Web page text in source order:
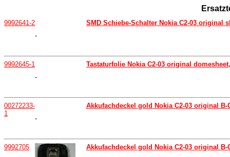
9992641-2
-
SMD Schiebe-Schalter Nokia C2-03 original
9992645-1
-
Tastaturfolie Nokia C2-03 original
00272233-
1
-
Akkufachdeckel gold Nokia C2-03 original
9992705 Akkufachdeckel gold Nokia C2-03 original